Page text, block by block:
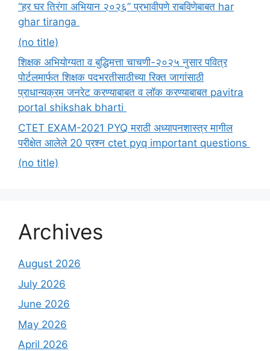
“हर घर तिरंगा अभियान २०२६” प्रभावीपणे राबविणेबाबत har
ghar tiranga
(no title)
शिक्षक अभियोग्यता व बुद्धिमत्ता चाचणी-२०२५ नुसार पवित्र
पोर्टलमार्फत शिक्षक पदभरतीसाठीच्या रिक्त जागांसाठी
प्राधान्यक्रम जनरेट करण्याबाबत व लॉक करण्याबाबत pavitra
portal shikshak bharti
CTET EXAM-2021 PYQ मराठी अध्यापनशास्त्र मागील
परीक्षेत आलेले 20 प्रश्न ctet pyq important questions
(no title)
Archives
August 2026
July 2026
June 2026
May 2026
April 2026